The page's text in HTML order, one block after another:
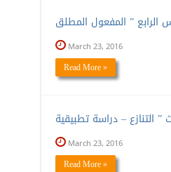
March 23, 2016
Read More »
March 23, 2016
Read More »